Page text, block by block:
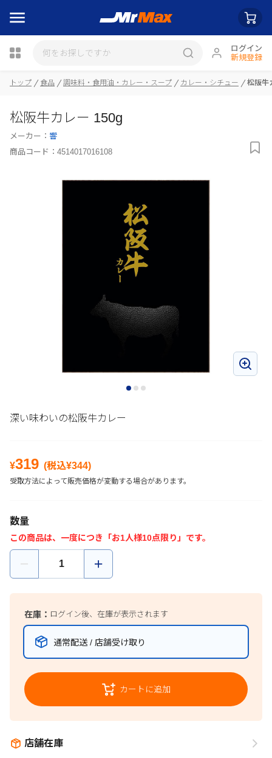
ログイン
新規登録
トップ 食品 調味料・食用油・カレー・スープ カレー・シチュー 松阪牛
松阪牛カレー 150g
メーカー： 響
商品コード： 4514017016108
深い味わいの松阪牛カレー
¥319 (税込¥344)
受取方法によって販売価格が変動する場合があります。
数量
この商品は、一度につき「お1人様10点限り」です。
在庫： ログイン後、在庫が表示されます
通常配送 / 店舗受け取り
カートに追加
店舗在庫